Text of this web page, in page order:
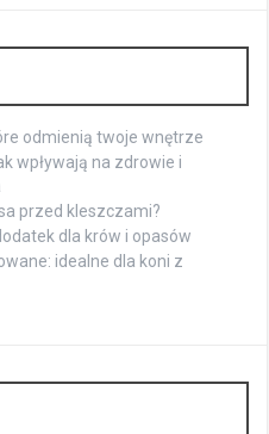
odmienią twoje wnętrze
wpływają na zdrowie i
przed kleszczami?
dla krów i opasów
idealne dla koni z